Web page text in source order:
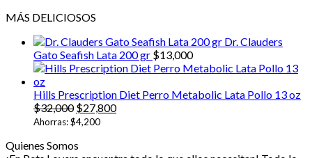
página
de
producto
MÁS DELICIOSOS
Dr. Clauders
Gato Seafish Lata 200 gr $13,000
Hills Prescription Diet Perro Metabolic Lata Pollo 13 oz
$32,000 El
precio
era:
$27,800El
Ahorras:$4,200
Quienes Somos